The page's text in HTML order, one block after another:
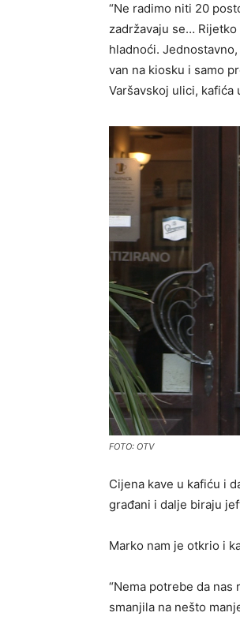
“Ne radimo niti 20
zadržavaju se…
hladnoći.
van na kiosku i samo
Varšavskoj ulici,
FOTO: OTV
Cijena kave u kafiću i
građani i dalje biraju
Marko nam je otkrio i
“Nema potrebe da nas
smanjila na nešto